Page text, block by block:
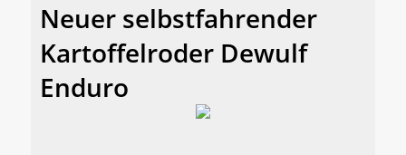
Neuer selbstfahrender
Kartoffelroder Dewulf
Enduro